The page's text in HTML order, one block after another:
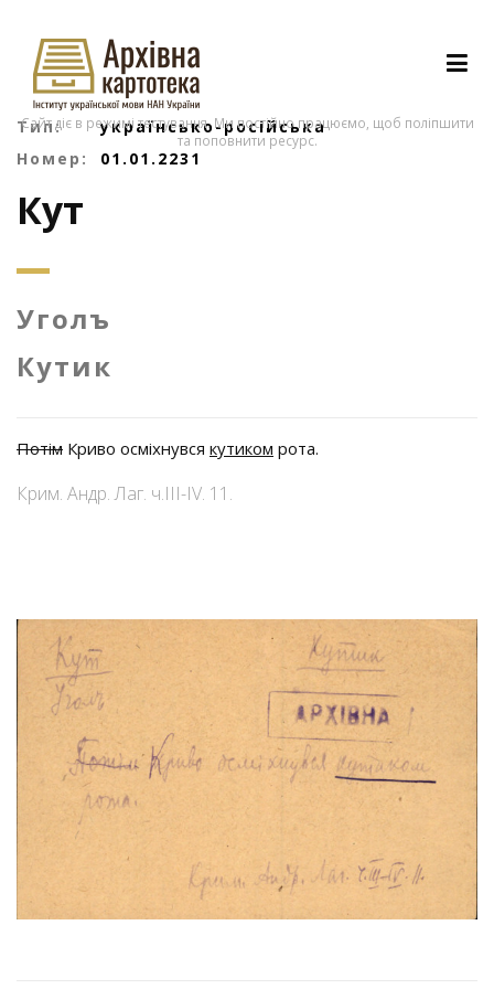
Сайт діє в режимі тестування. Ми постійно працюємо, щоб поліпшити
та поповнити ресурс.
Тип:
українсько-російська
Номер:
01.01.2231
Кут
Уголъ
Кутик
Потім Криво осміхнувся кутиком рота.
Крим. Андр. Лаг. ч.ІІІ-ІV. 11.